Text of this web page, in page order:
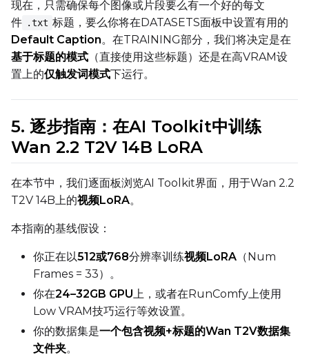
LoRA Scale
Width
LoRA Scale
现在，只需确保每个图像或片段要么有一个好的每文
件 .txt 标题，要么你将在DATASETS面板中设置有用的
Default Caption。在TRAINING部分，我们将决定是在
基于标题的模式 （直接使用这些标题）还是在高VRAM设
置上的仅触发词模式下运行。
5. 逐步指南：在AI Toolkit中训练
Wan 2.2 T2V 14B LoRA
在本节中，我们逐面板浏览AI Toolkit界面，用于Wan 2.2
T2V 14B上的视频LoRA。
本指南的基线假设：
你正在以512或768分辨率训练视频LoRA （Num
Frames = 33）。
你在24–32GB GPU上，或者在RunComfy上使用
Low VRAM技巧运行等效设置。
你的数据集是一个包含视频+标题的Wan T2V数据集
文件夹。